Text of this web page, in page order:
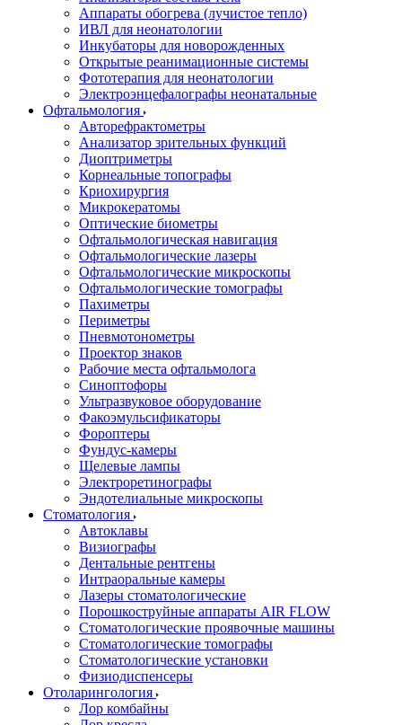
Аппараты обогрева (лучистое тепло)
ИВЛ для неонатологии
Инкубаторы для новорожденных
Открытые реанимационные системы
Фототерапия для неонатологии
Электроэнцефалографы неонатальные
Офтальмология
Авторефрактометры
Анализатор зрительных функций
Диоптриметры
Корнеальные топографы
Криохирургия
Микрокератомы
Оптические биометры
Офтальмологическая навигация
Офтальмологические лазеры
Офтальмологические микроскопы
Офтальмологические томографы
Пахиметры
Периметры
Пневмотонометры
Проектор знаков
Рабочие места офтальмолога
Синоптофоры
Ультразвуковое оборудование
Факоэмульсификаторы
Фороптеры
Фундус-камеры
Щелевые лампы
Электроретинографы
Эндотелиальные микроскопы
Стоматология
Автоклавы
Визиографы
Дентальные рентгены
Интраоральные камеры
Лазеры стоматологические
Порошкоструйные аппараты AIR FLOW
Стоматологические проявочные машины
Стоматологические томографы
Стоматологические установки
Физиодиспенсеры
Отоларингология
Лор комбайны